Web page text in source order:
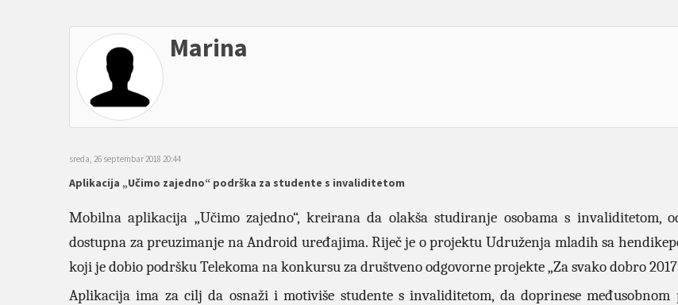
Marina
sreda, 26 septembar 2018 20:44
Aplikacija „Učimo zajedno“ podrška za studente s invaliditetom
Mobilna aplikacija „Učimo zajedno“, kreirana da olakša studiranje osobama s invaliditetom,
dostupna za preuzimanje na Android uređajima. Riječ je o projektu Udruženja mladih sa
koji je dobio podršku Telekoma na konkursu za društveno odgovorne projekte „Za svako dobro
Aplikacija ima za cilj da osnaži i motiviše studente s invaliditetom, da doprinese međusobnom